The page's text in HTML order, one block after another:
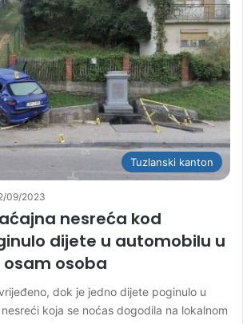
Tuzlanski kanton
09/2023
nesreća kod
dijete u automobilu u
osoba
dok je jedno dijete poginulo u
koja se noćas dogodila na lokalnom